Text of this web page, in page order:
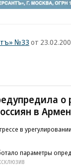
№33 от
о
в
в
параметры